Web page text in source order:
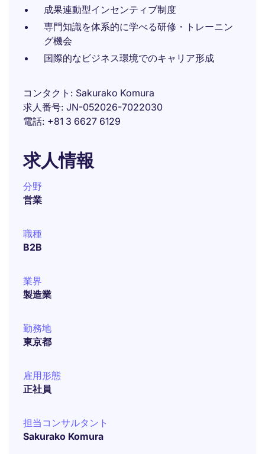
成果連動型インセンティブ制度
専門知識を体系的に学べる研修・トレーニン
グ機会
国際的なビジネス環境でのキャリア形成
コンタクト
Sakurako Komura
求人番号 JN-052026-7022030
電話 +81 3 6627 6129
求人情報
分野
営業
職種
B2B
業界
製造業
勤務地
東京都
雇用形態
正社員
担当コンサルタント
Sakurako Komura